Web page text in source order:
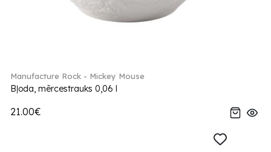
Manufacture Rock - Mickey Mouse
Bļoda, mērcestrauks 0,06 l
21.00€